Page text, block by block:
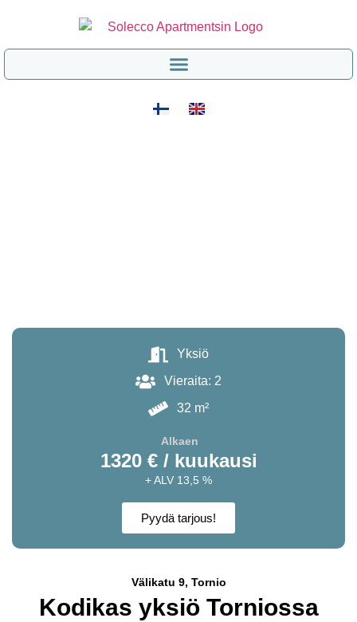
Välikatu 9, Tornio
Kodikas yksiö Torniossa
Yksiö
Vieraita: 2
32 m²
Alkaen
1320 € / kuukausi
+ ALV 13,5 %
Pyydä tarjous!